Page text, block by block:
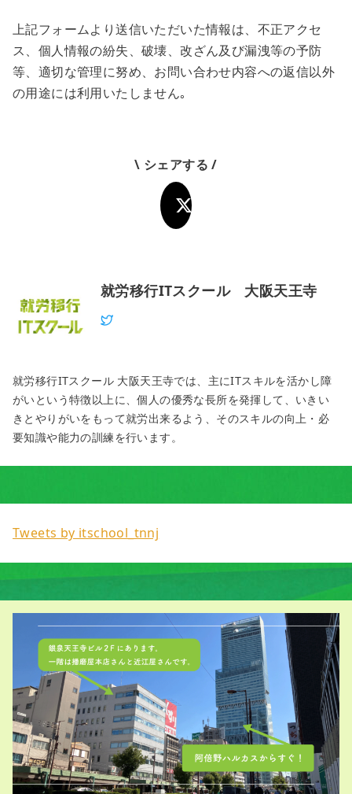
上記フォームより送信いただいた情報は、不正アクセ
ス、個人情報の紛失、破壊、改ざん及び漏洩等の予防
等、適切な管理に努め、お問い合わせ内容への返信以外
の用途には利用いたしません｡
\ シェアする /
就労移行ITスクール 大阪天王寺
就労移行ITスクール 大阪天王寺では、主にITスキルを活かし障
がいという特徴以上に、個人の優秀な長所を発揮して、いきい
きとやりがいをもって就労出来るよう、そのスキルの向上・必
要知識や能力の訓練を行います。
Tweets by itschool_tnnj